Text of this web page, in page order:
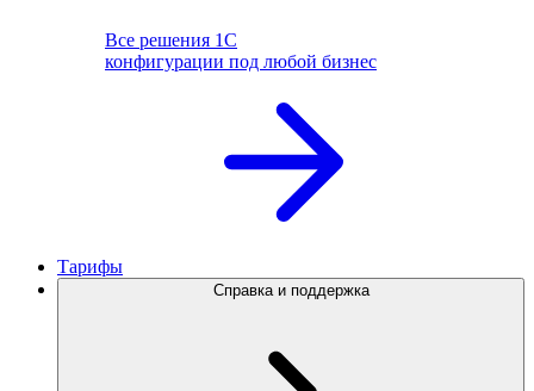
Все решения 1С
конфигурации под любой бизнес
Тарифы
Справка и поддержка